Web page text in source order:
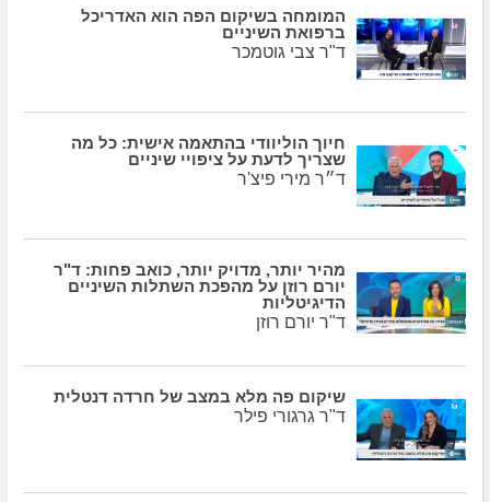
המומחה בשיקום הפה הוא האדריכל
ברפואת השיניים
ד"ר צבי גוטמכר
חיוך הוליוודי בהתאמה אישית: כל מה
שצריך לדעת על ציפויי שיניים
ד״ר מירי פיצ'ר
מהיר יותר, מדויק יותר, כואב פחות: ד"ר
יורם רוזן על מהפכת השתלות השיניים
הדיגיטליות
ד"ר יורם רוזן
שיקום פה מלא במצב של חרדה דנטלית
ד"ר גרגורי פילר